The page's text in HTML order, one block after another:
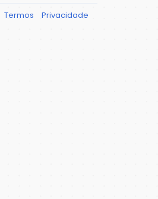
Termos Privacidade